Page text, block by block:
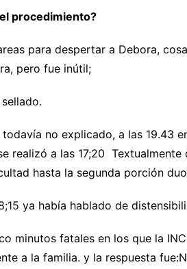
procedimiento?
para despertar a Debora,
pero fue inútil;
no explicado, a las 19.43
realizó a las 17;20
hasta la segunda porción
ya había hablado de
minutos fatales en los que la
a la familia. y la respuesta